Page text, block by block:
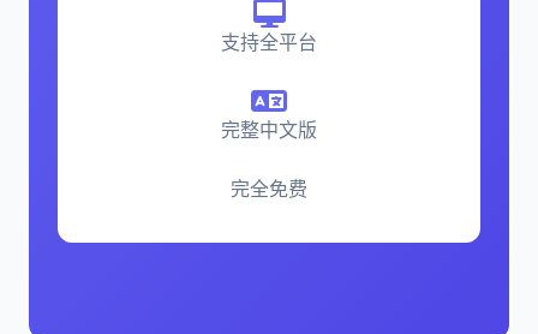
支持全平台
完整中文版
完全免费